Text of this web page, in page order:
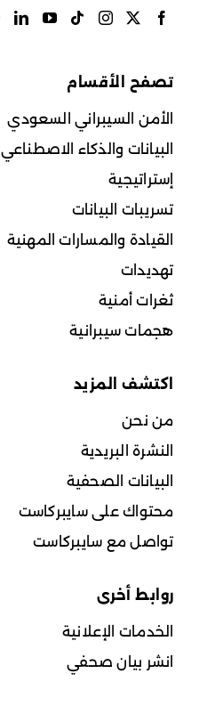
تصفح الأقسام
الأمن السيبراني السعودي
البيانات والذكاء الاصطناعي
إستراتيجية
تسريبات البيانات
القيادة والمسارات المهنية
تهديدات
ثغرات أمنية
هجمات سيبرانية
اكتشف المزيد
من نحن
النشرة البريدية
البيانات الصحفية
محتواك على سايبركاست
تواصل مع سايبركاست
روابط أخرى
الخدمات الإعلانية
انشر بيان صحفي